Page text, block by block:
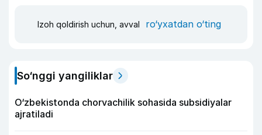
Izoh qoldirish uchun, avval ro‘yxatdan o‘ting
So‘nggi yangiliklar
O‘zbekistonda chorvachilik sohasida subsidiyalar
ajratiladi